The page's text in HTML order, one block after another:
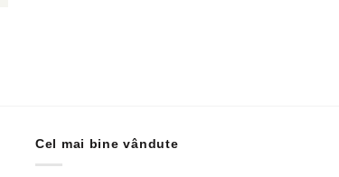
Cel mai bine vândute